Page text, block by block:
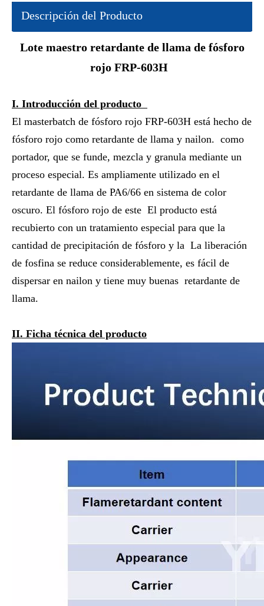
Descripción del Producto
Lote maestro retardante de llama de fósforo
rojo FRP-603H
I. Introducción del producto
El masterbatch de fósforo rojo FRP-603H está hecho de
fósforo rojo como retardante de llama y nailon. como
portador, que se funde, mezcla y granula mediante un
proceso especial. Es ampliamente utilizado en el
retardante de llama de PA6/66 en sistema de color
oscuro. El fósforo rojo de este El producto está
recubierto con un tratamiento especial para que la
cantidad de precipitación de fósforo y la La liberación
de fosfina se reduce considerablemente, es fácil de
dispersar en nailon y tiene muy buenas retardante de
llama.
II. Ficha técnica del producto